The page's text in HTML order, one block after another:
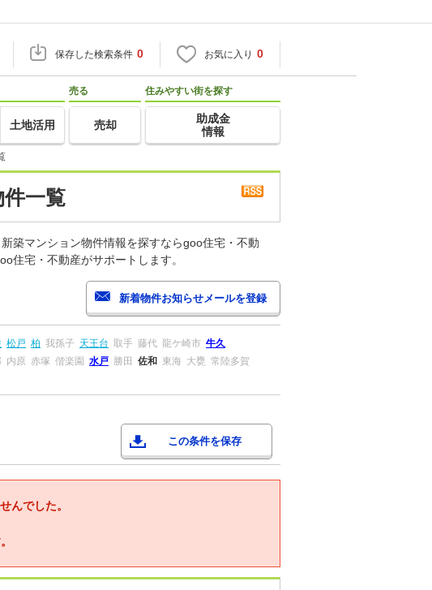
保存した検索条件 0 お気に入り 0
土地活用
売る
売却
住みやすい街を探す
助成金
情報
一覧
築マンション物件情報を探すならgoo住宅・不動
住宅・不動産がサポートします。
松戸 柏 我孫子 天王台 取手 藤代 龍ケ崎市 牛久
内原 赤塚 偕楽園 水戸 勝田 佐和 東海 大甕 常陸多賀
この条件を保存
んでした。